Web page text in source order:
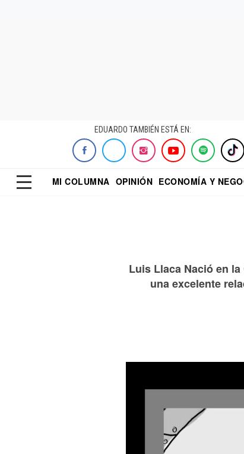
EDUARDO TAMBIÉN ESTÁ EN:
MI COLUMNA OPINIÓN ECONOMÍA Y
Luis Llaca Nació en
una excelente